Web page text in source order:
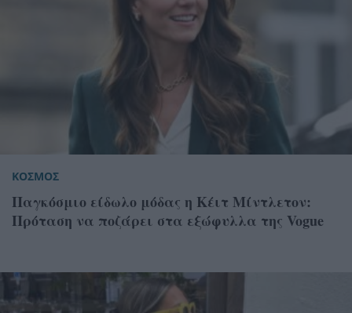
ΚΟΣΜΟΣ
Παγκόσμιο είδωλο μόδας η Κέιτ Μίντλετον:
Πρόταση να ποζάρει στα εξώφυλλα της Vogue